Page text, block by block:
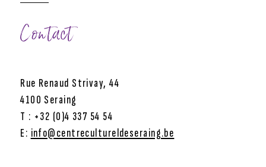
Contact
Rue Renaud Strivay, 44
4100 Seraing
T : +32 (0)4 337 54 54
E: info@centrecultureldeseraing.be